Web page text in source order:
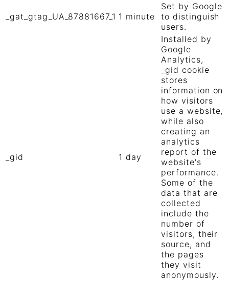
_gat_gtag_UA_87881667_1 1 minute
Set by Google
to distinguish
users.
_gid 1 day
Installed by
Google
Analytics,
_gid cookie
stores
information on
how visitors
use a website,
while also
creating an
analytics
report of the
website's
performance.
Some of the
data that are
collected
include the
number of
visitors, their
source, and
the pages
they visit
anonymously.